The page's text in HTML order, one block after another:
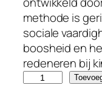
methode is
sociale
boosheid en
redeneren bij